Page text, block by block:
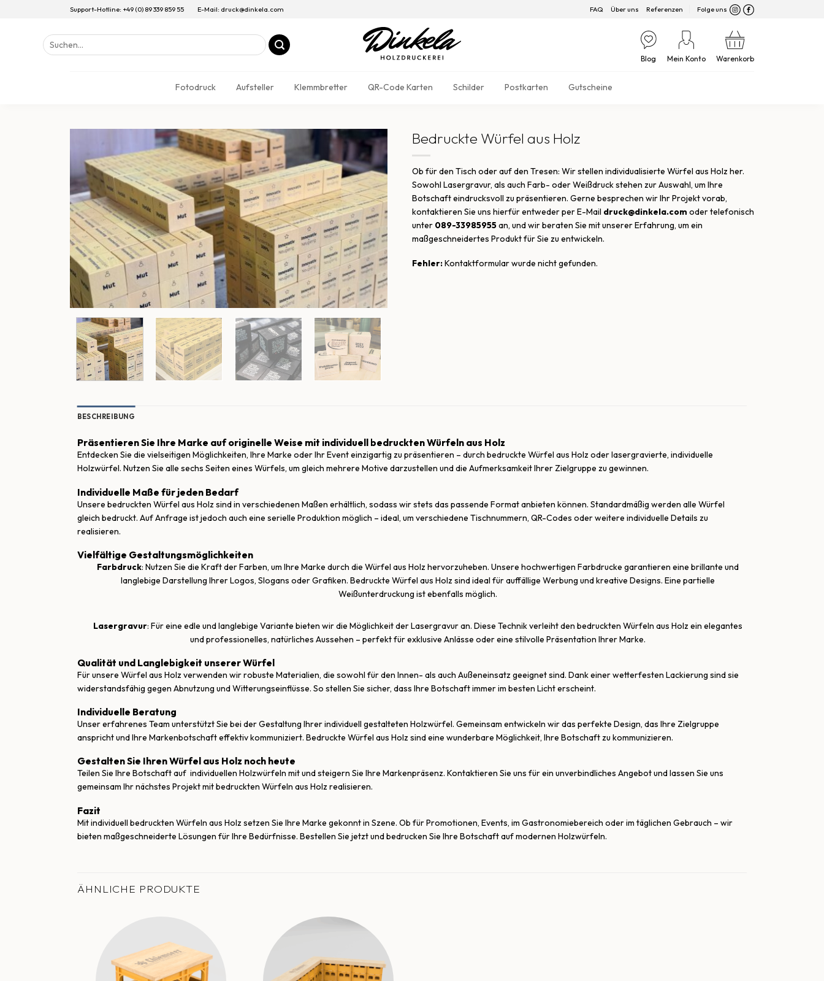
Support-Hotline: +49 (0) 89 339 859 55 E-Mail: druck@dinkela.com FAQ Über uns Referenzen Folge uns
Suchen
nach:
Blog Mein Konto Warenkorb
Fotodruck Aufsteller Klemmbretter QR-Code Karten Schilder Postkarten Gutscheine
Bedruckte Würfel aus Holz
Ob für den Tisch oder auf den Tresen: Wir stellen individualisierte Würfel aus Holz her.
Sowohl Lasergravur, als auch Farb- oder Weißdruck stehen zur Auswahl, um Ihre
Botschaft eindrucksvoll zu präsentieren. Gerne besprechen wir Ihr Projekt vorab,
kontaktieren Sie uns hierfür entweder per E-Mail druck@dinkela.com oder telefonisch
unter 089-33985955an, und wir beraten Sie mit unserer Erfahrung, um ein
maßgeschneidertes Produkt für Sie zu entwickeln.
Fehler:Kontaktformular wurde nicht gefunden.
BESCHREIBUNG
Präsentieren Sie Ihre Marke auf originelle Weise mit individuell bedruckten Würfeln aus Holz
Entdecken Sie die vielseitigen Möglichkeiten, Ihre Marke oder Ihr Event einzigartig zu präsentieren – durch bedruckte Würfel aus Holz oder lasergravierte, individuelle
Holzwürfel. Nutzen Sie alle sechs Seiten eines Würfels, um gleich mehrere Motive darzustellen und die Aufmerksamkeit Ihrer Zielgruppe zu gewinnen.
Individuelle Maße für jeden Bedarf
Unsere bedruckten Würfel aus Holz sind in verschiedenen Maßen erhältlich, sodass wir stets das passende Format anbieten können. Standardmäßig werden alle Würfel
gleich bedruckt. Auf Anfrage ist jedoch auch eine serielle Produktion möglich – ideal, um verschiedene Tischnummern, QR-Codes oder weitere individuelle Details zu
realisieren.
Vielfältige Gestaltungsmöglichkeiten
Farbdruck: Nutzen Sie die Kraft der Farben, um Ihre Marke durch die Würfel aus Holz hervorzuheben. Unsere hochwertigen Farbdrucke garantieren eine brillante und
langlebige Darstellung Ihrer Logos, Slogans oder Grafiken. Bedruckte Würfel aus Holz sind ideal für auffällige Werbung und kreative Designs. Eine partielle
Weißunterdruckung ist ebenfalls möglich.
Lasergravur: Für eine edle und langlebige Variante bieten wir die Möglichkeit der Lasergravur an. Diese Technik verleiht den bedruckten Würfeln aus Holz ein elegantes
und professionelles, natürliches Aussehen – perfekt für exklusive Anlässe oder eine stilvolle Präsentation Ihrer Marke.
Qualität und Langlebigkeit unserer Würfel
Für unsere Würfel aus Holz verwenden wir robuste Materialien, die sowohl für den Innen- als auch Außeneinsatz geeignet sind. Dank einer wetterfesten Lackierung sind sie
widerstandsfähig gegen Abnutzung und Witterungseinflüsse. So stellen Sie sicher, dass Ihre Botschaft immer im besten Licht erscheint.
Individuelle Beratung
Unser erfahrenes Team unterstützt Sie bei der Gestaltung Ihrer individuell gestalteten Holzwürfel. Gemeinsam entwickeln wir das perfekte Design, das Ihre Zielgruppe
anspricht und Ihre Markenbotschaft effektiv kommuniziert. Bedruckte Würfel aus Holz sind eine wunderbare Möglichkeit, Ihre Botschaft zu kommunizieren.
Gestalten Sie Ihren Würfel aus Holz noch heute
Teilen Sie Ihre Botschaft auf individuellen Holzwürfeln mit und steigern Sie Ihre Markenpräsenz. Kontaktieren Sie uns für ein unverbindliches Angebot und lassen Sie uns
gemeinsam Ihr nächstes Projekt mit bedruckten Würfeln aus Holz realisieren.
Fazit
Mit individuell bedruckten Würfeln aus Holz setzen Sie Ihre Marke gekonnt in Szene. Ob für Promotionen, Events, im Gastronomiebereich oder im täglichen Gebrauch – wir
bieten maßgeschneiderte Lösungen für Ihre Bedürfnisse. Bestellen Sie jetzt und bedrucken Sie Ihre Botschaft auf modernen Holzwürfeln.
ÄHNLICHE PRODUKTE